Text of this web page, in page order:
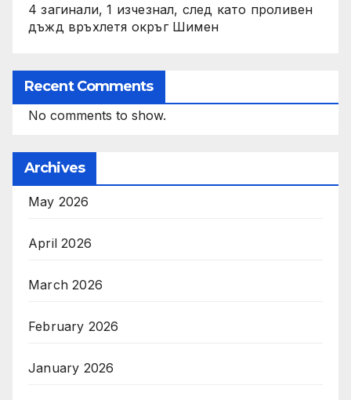
4 загинали, 1 изчезнал, след като проливен
дъжд връхлетя окръг Шимен
Recent Comments
No comments to show.
Archives
May 2026
April 2026
March 2026
February 2026
January 2026